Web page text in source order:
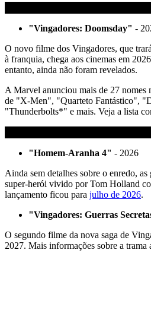
"Vingadores: Doomsday" -
O novo filme dos Vingadores, que
à franquia, chega aos cinemas em
entanto, ainda não foram revelados.
A Marvel anunciou mais de 27 nomes
de "X-Men", "Quarteto Fantástico",
"Thunderbolts*" e mais. Veja a lista
"Homem-Aranha 4" - 2026
Ainda sem detalhes sobre o enredo,
super-herói vivido por Tom Holland
lançamento ficou para julho de 2026.
"Vingadores: Guerras
O segundo filme da nova saga de
2027. Mais informações sobre a trama